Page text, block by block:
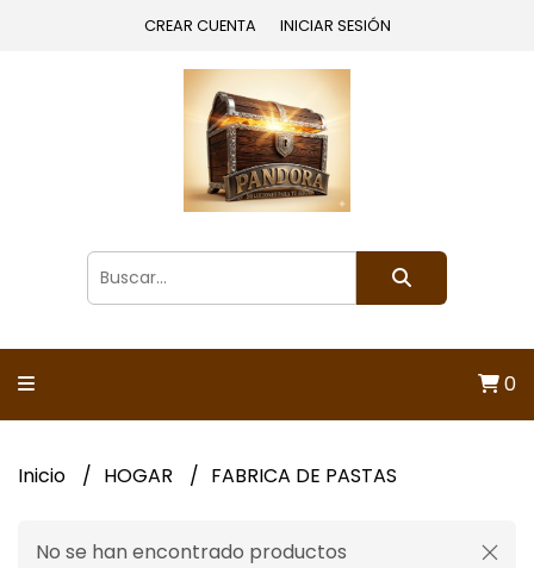
CREAR CUENTA INICIAR SESIÓN
0
Inicio HOGAR FABRICA DE PASTAS
No se han encontrado productos